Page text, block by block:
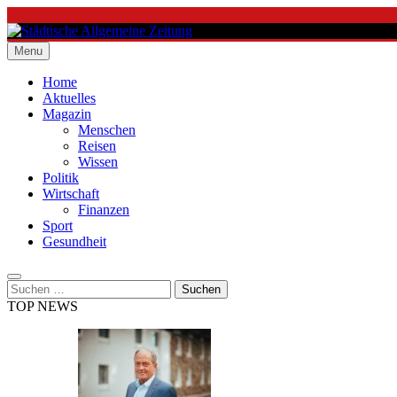
to
content
Städtische Allgemeine Zeitung
Menu
Home
Aktuelles
Magazin
Menschen
Reisen
Wissen
Politik
Wirtschaft
Finanzen
Sport
Gesundheit
Suchen
nach:
TOP NEWS